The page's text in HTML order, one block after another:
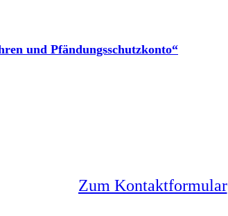
und Pfändungsschutzkonto“
Zum Kontaktformular